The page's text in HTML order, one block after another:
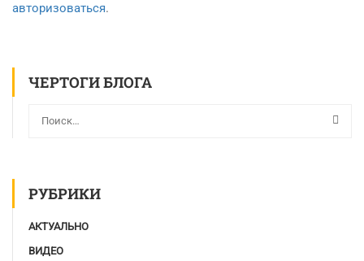
авторизоваться.
ЧЕРТОГИ БЛОГА
РУБРИКИ
АКТУАЛЬНО
ВИДЕО